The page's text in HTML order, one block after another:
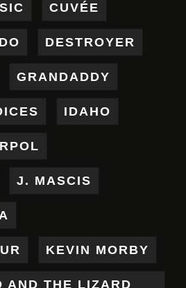
CUVÉE
DESTROYER
GRANDADDY
IDAHO
J. MASCIS
KEVIN MORBY
AND THE LIZARD